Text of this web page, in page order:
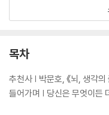
eedback)’로 이어지는 3단
우고, 스스로 광범위하게 연
하다고 단언한다. 그러면서
뇌가 어떤 메커니즘으로 움
야 즐거워하는지 최신 연구
목차
추천사 | 박문호, 《뇌, 생각의
들어가며 | 당신은 무엇이든